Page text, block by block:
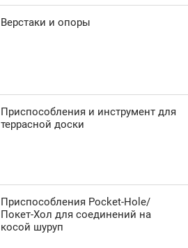
Верстаки и опоры
Приспособления и инструмент для
террасной доски
Приспособления Pocket-Hole/
Покет-Хол для соединений на
косой шуруп